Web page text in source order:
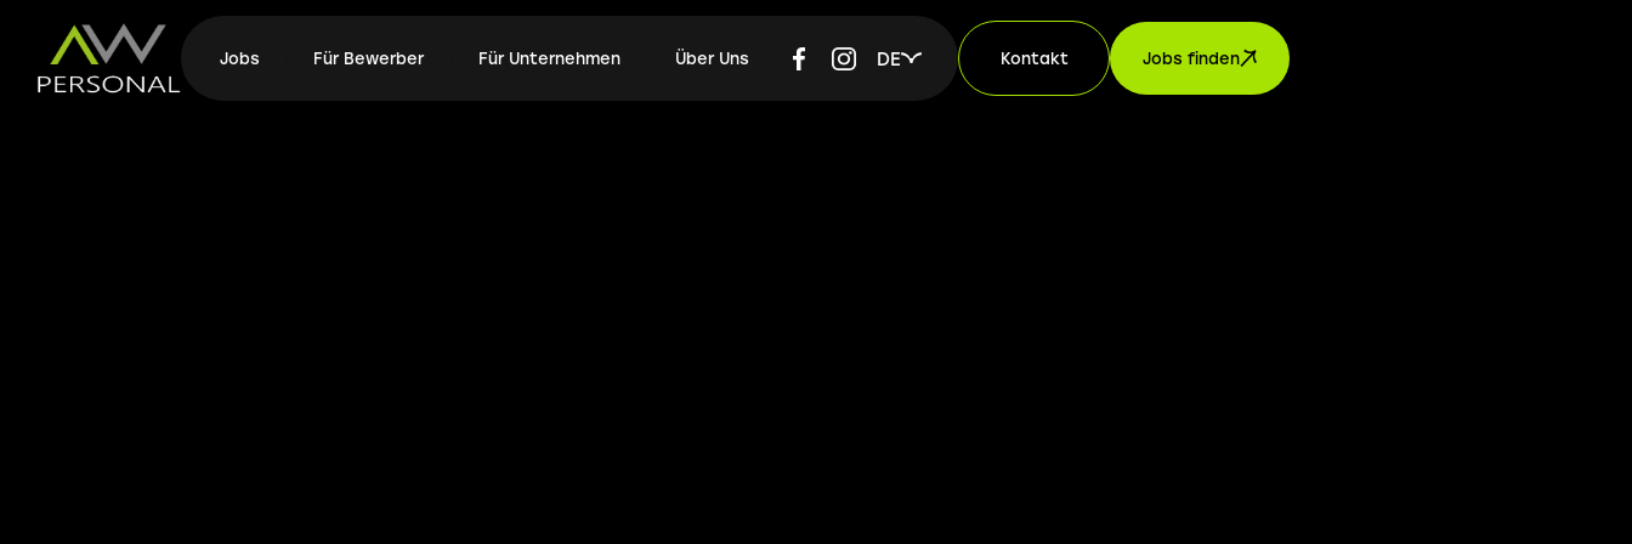
Jobs Für Bewerber Für Unternehmen Über Uns DE Kontakt Jobs finden